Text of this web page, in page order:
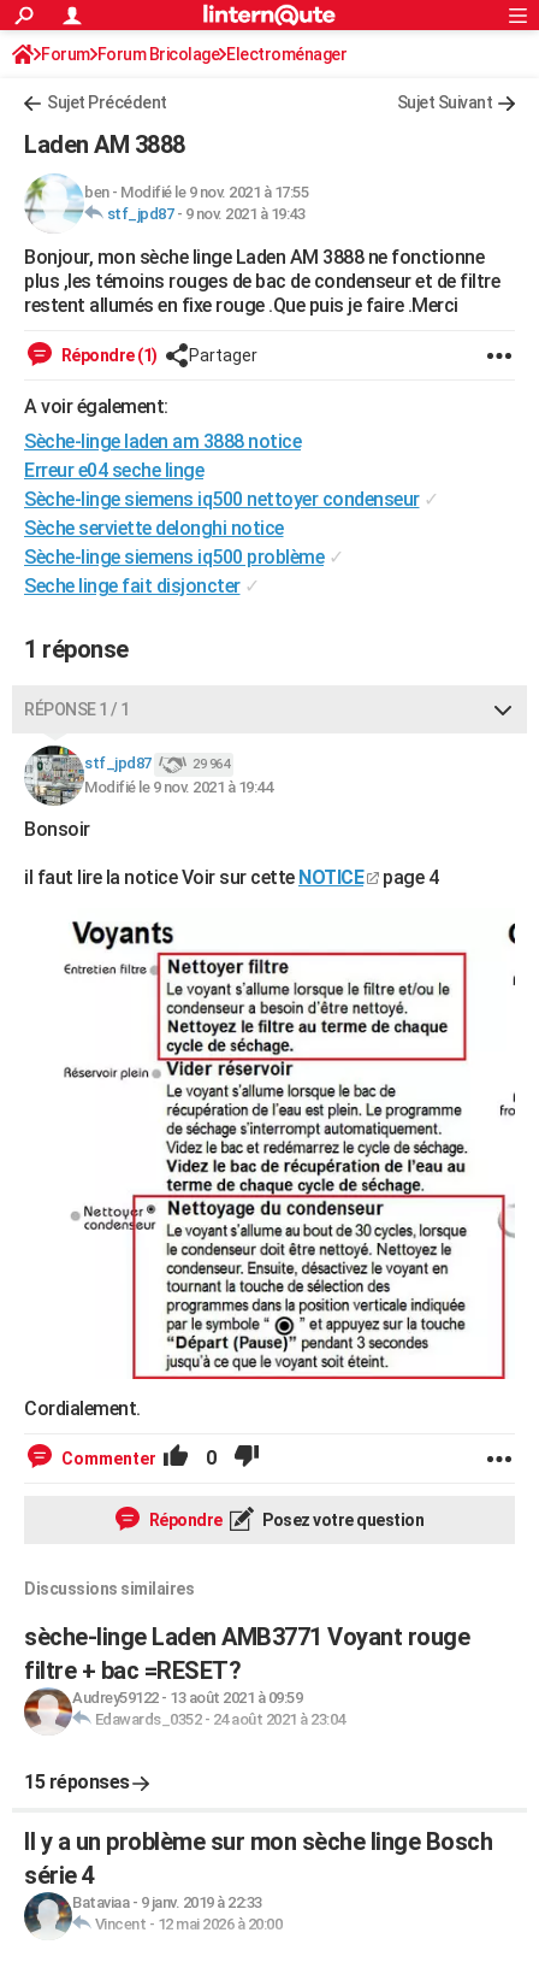
ACTUALITÉS
Politique
Société
Faits Divers
Education
Monde
Villes
+
FINANCE
Retraite
Impôts
Epargne
Immobilier
Risques naturels par ville
Banque
Assurance
Crédit
AUTO
Essais
Réserver un essai
Citadines
Berlines
SUV
Forum auto
+HIGH-TECH
Mobiles
Meilleur smartphone
Internet
Ordinateurs
Jeux vidéo
Guide high-tech
+
Forum
Aménagement intérieur
Extérieur
Cuisine
Salle de bains
Jardinage
Rangement
WEEK-END
Guides de France
Escapades
Patrimoine
Expositions
Musées
Week-end nature
+LIFESTYLE
Art de vivre
Bien-être
Loisirs
Mode
Modes de vie
SANTE
Alimentation
Guide de la santé
Maladies
Médicaments
Sommeil
VOYAGE
Destinations
City break
Voyage nature
Voyage de noces
Forum
Climat
+PHOTO
BONS PLANS
CARTE DE VOEUX
Carte de Noël
Carte Bonne année
Carte Saint-Valentin
Carte Pâques
Carte d'anniversaire
DICTIONNAIRE
Dictionnaire
Biographies
Citations
Expressions
Proverbes
S'inscrire
Connexion
Forum Forum Bricolage Electroménager
Sujet Précédent Sujet Suivant
Laden AM 3888
ben- Modifié le 9 nov. 2021 à 17:55
stf_jpd87- 9 nov. 2021 à 19:43
Bonjour, mon sèche linge Laden AM 3888 ne fonctionne
plus ,les témoins rouges de bac de condenseur et de filtre
restent allumés en fixe rouge .Que puis je faire .Merci
Répondre (1) Partager
A voir également:
Sèche-linge laden am 3888 notice
Erreur e04 seche linge
Sèche-linge siemens iq500 nettoyer condenseur ✓
Sèche serviette delonghi notice
Sèche-linge siemens iq500 problème ✓
Seche linge fait disjoncter ✓
1 réponse
RÉPONSE 1 / 1
stf_jpd87 29 964
Modifié le 9 nov. 2021 à 19:44
Bonsoir
il faut lire la notice Voir sur cette NOTICE page 4
Cordialement.
Commenter 0
Répondre Posez votre question
Discussions similaires
sèche-linge Laden AMB3771 Voyant rouge
filtre + bac =RESET?
Audrey59122- 13 août 2021 à 09:59
Edawards_0352- 24 août 2021 à 23:04
15 réponses
Il y a un problème sur mon sèche linge Bosch
série 4
Bataviaa- 9 janv. 2019 à 22:33
Vincent - 12 mai 2026 à 20:00